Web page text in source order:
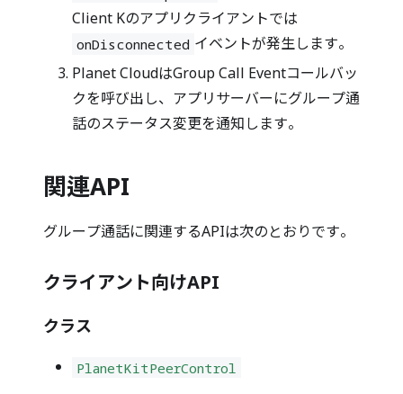
Client Kのアプリクライアントでは
onDisconnected イベントが発生します。
Planet CloudはGroup Call Eventコールバッ
クを呼び出し、アプリサーバーにグループ通
話のステータス変更を通知します。
関連API
グループ通話に関連するAPIは次のとおりです。
クライアント向けAPI
クラス
PlanetKitPeerControl